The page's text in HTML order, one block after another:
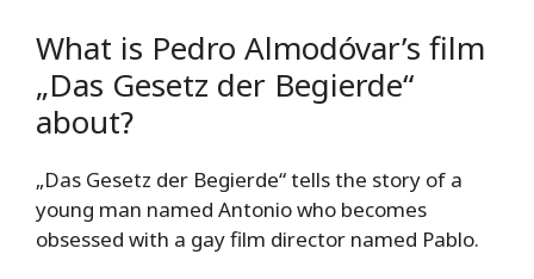
What is Pedro Almodóvar’s film
„Das Gesetz der Begierde“
about?
„Das Gesetz der Begierde“ tells the story of a
young man named Antonio who becomes
obsessed with a gay film director named Pablo.